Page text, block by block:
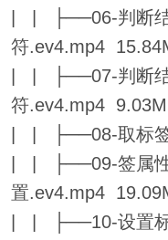
| | ├──06-判断
符.ev4.mp4
| | ├──07-判断
符.ev4.mp4 9.03M
| | ├──08-取标
| | ├──09-签属
置.ev4.mp4
| | ├──10-设置